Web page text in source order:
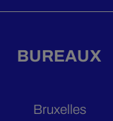
BUREAUX
Bruxelles